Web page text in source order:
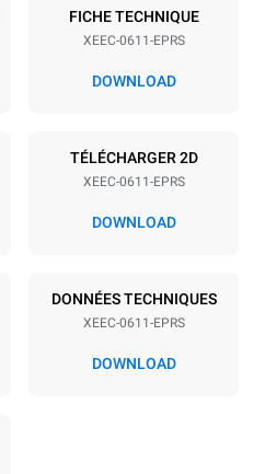
GN 1/1
2,9 kW
FICHE TECHNIQUE
XEEC-0611-EPRS
DOWNLOAD
TÉLÉCHARGER 2D
XEEC-0611-EPRS
DOWNLOAD
DONNÉES TECHNIQUES
XEEC-0611-EPRS
DOWNLOAD